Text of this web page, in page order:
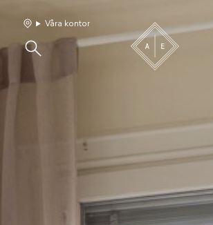
Sälj med oss
Bevakning
Franchise
Våra kontor